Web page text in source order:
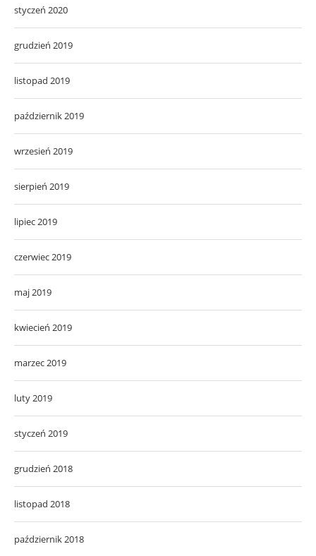
styczeń 2020
grudzień 2019
listopad 2019
październik 2019
wrzesień 2019
sierpień 2019
lipiec 2019
czerwiec 2019
maj 2019
kwiecień 2019
marzec 2019
luty 2019
styczeń 2019
grudzień 2018
listopad 2018
październik 2018